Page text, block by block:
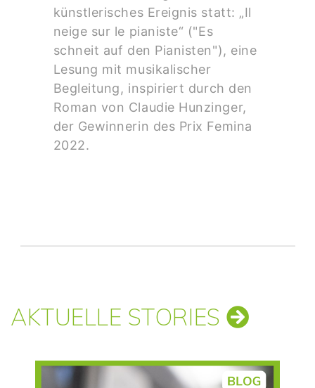
künstlerisches Ereignis statt: „Il
neige sur le pianiste“ ("Es
schneit auf den Pianisten"), eine
Lesung mit musikalischer
Begleitung, inspiriert durch den
Roman von Claudie Hunzinger,
der Gewinnerin des Prix Femina
2022.
AKTUELLE STORIES